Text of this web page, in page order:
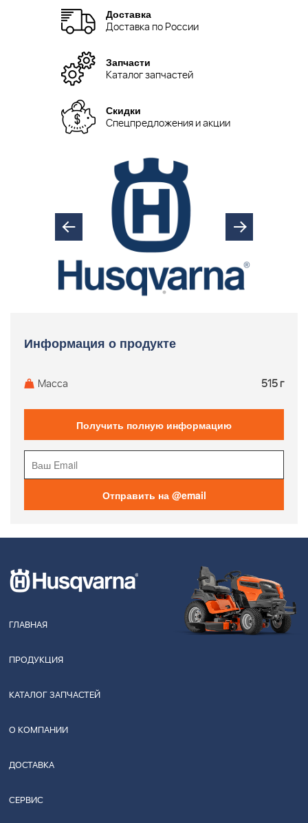
Доставка
Доставка по России
Запчасти
Каталог запчастей
Скидки
Спецпредложения и акции
Информация о продукте
Масса 515 г
Получить полную информацию
Отправить на @email
ГЛАВНАЯ
ПРОДУКЦИЯ
КАТАЛОГ ЗАПЧАСТЕЙ
О КОМПАНИИ
ДОСТАВКА
СЕРВИС